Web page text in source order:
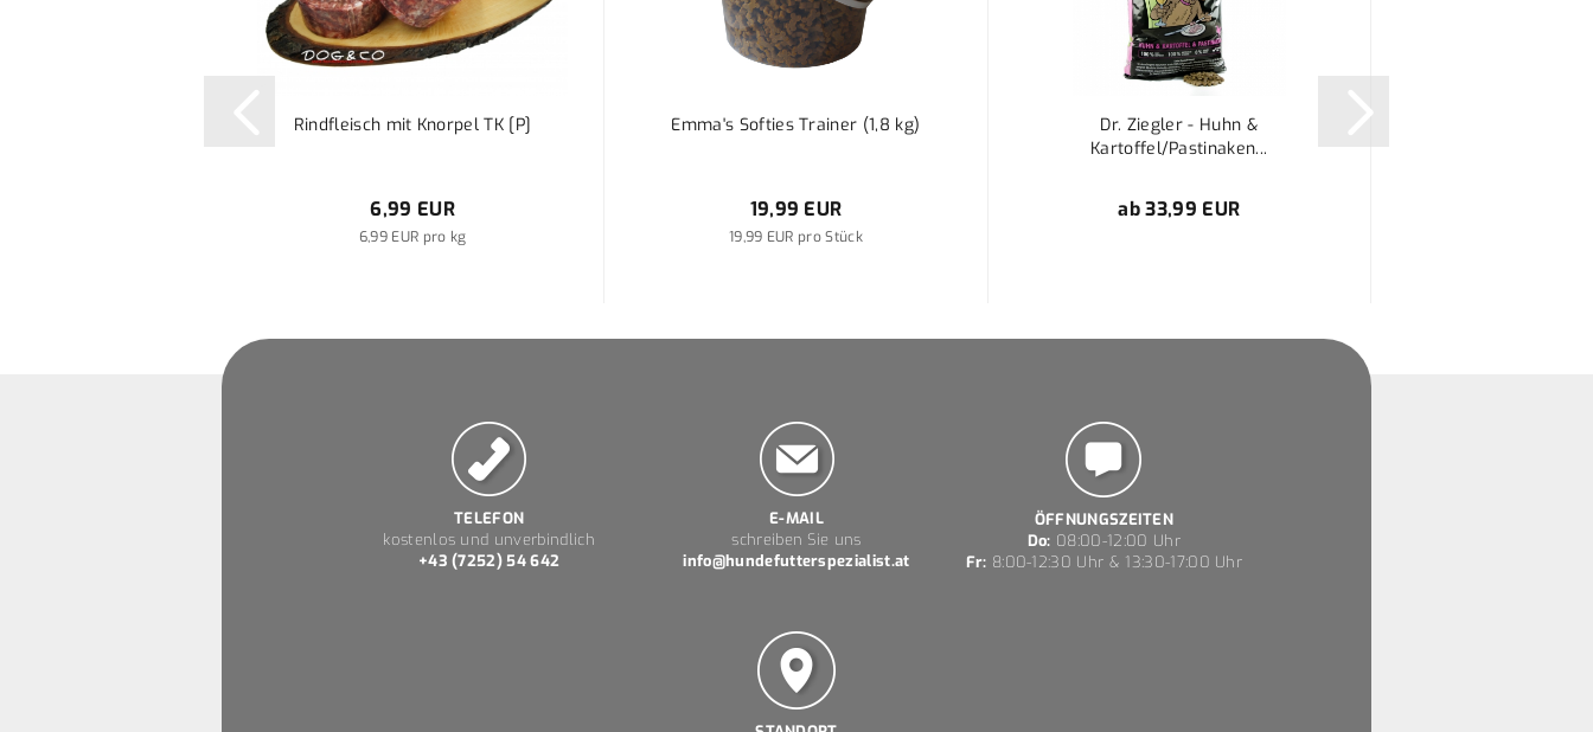
Rindfleisch mit Knorpel TK [P]
6,99 EUR
6,99 EUR pro kg
Emma's Softies Trainer (1,8 kg)
19,99 EUR
19,99 EUR pro Stück
Dr. Ziegler - Huhn &
Kartoffel/Pastinaken...
ab 33,99 EUR
TELEFON
kostenlos und unverbindlich
+43 (7252) 54 642
E-MAIL
schreiben Sie uns
info@hundefutterspezialist.at
ÖFFNUNGSZEITEN
Do: 08:00-12:00 Uhr
Fr: 8:00-12:30 Uhr & 13:30-17:00 Uhr